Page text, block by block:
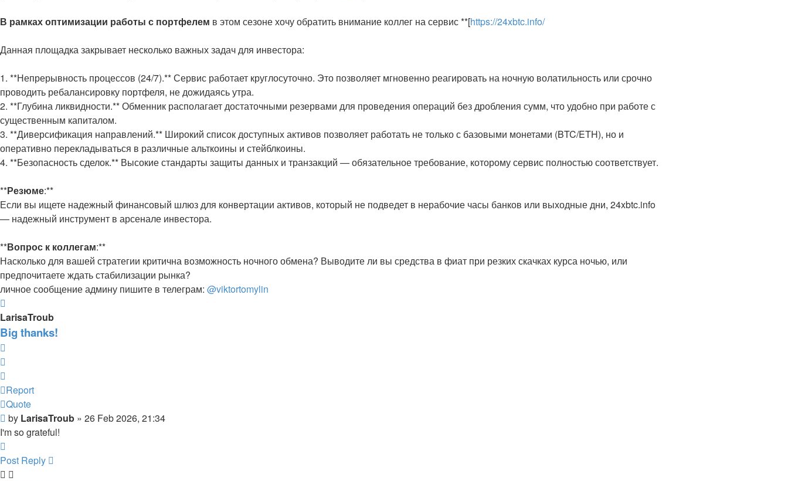
В рамках оптимизации работы с портфелем в этом сезоне хочу обратить внимание коллег на сервис **[https://24xbtc.info/
Данная площадка закрывает несколько важных задач для инвестора:
1. **Непрерывность процессов (24/7).** Сервис работает круглосуточно. Это позволяет мгновенно реагировать на ночную волатильность или срочно
проводить ребалансировку портфеля, не дожидаясь утра.
2. **Глубина ликвидности.** Обменник располагает достаточными резервами для проведения операций без дробления сумм, что удобно при работе с
существенным капиталом.
3. **Диверсификация направлений.** Широкий список доступных активов позволяет работать не только с базовыми монетами (BTC/ETH), но и
оперативно перекладываться в различные альткоины и стейблкоины.
4. **Безопасность сделок.** Высокие стандарты защиты данных и транзакций — обязательное требование, которому сервис полностью соответствует.
**Резюме:**
Если вы ищете надежный финансовый шлюз для конвертации активов, который не подведет в нерабочие часы банков или выходные дни, 24xbtc.info
— надежный инструмент в арсенале инвестора.
**Вопрос к коллегам:**
Насколько для вашей стратегии критична возможность ночного обмена? Выводите ли вы средства в фиат при резких скачках курса ночью, или
предпочитаете ждать стабилизации рынка?
личное сообщение админу пишите в телеграм: @viktortomylin
LarisaTroub
Big thanks!
Report
Quote
Post
by LarisaTroub » 26 Feb 2026, 21:34
I'm so grateful!
Post Reply